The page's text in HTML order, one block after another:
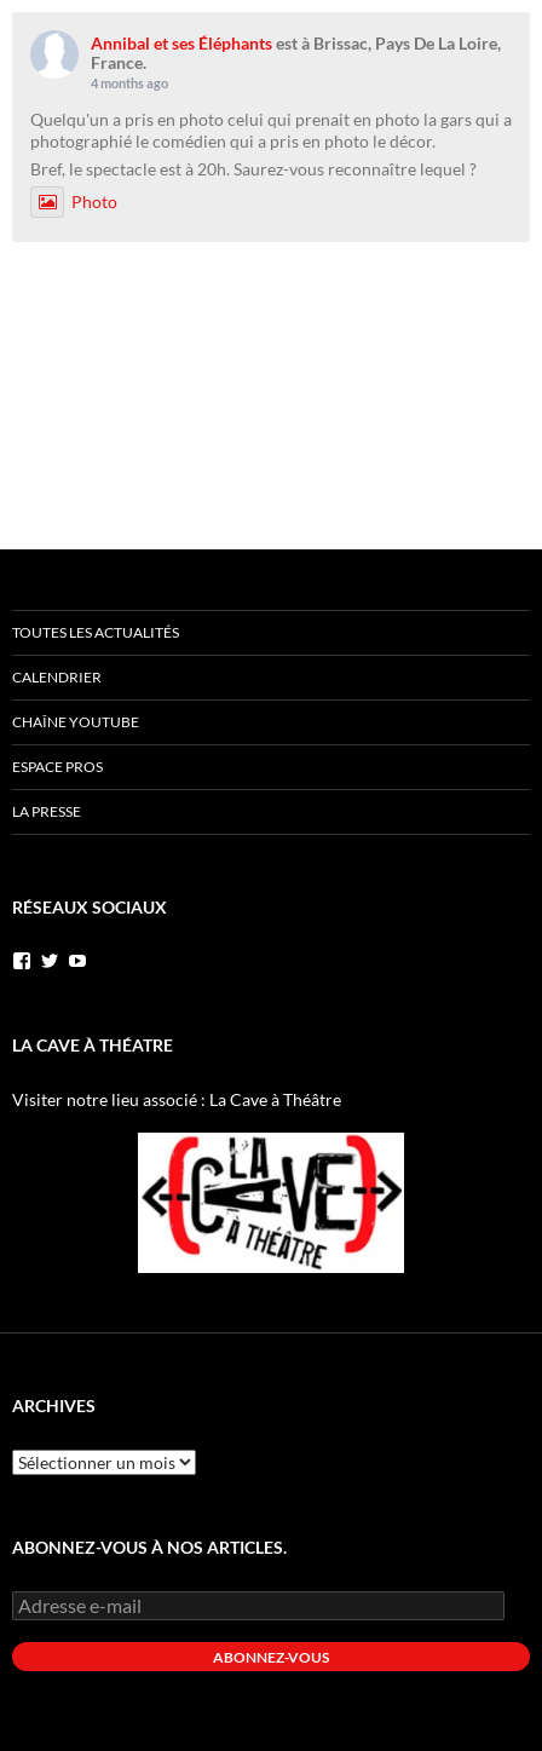
Annibal et ses Éléphantsest à Brissac, Pays De La Loire,
France.
4 months ago
Quelqu'un a pris en photo celui qui prenait en photo la gars qui a
photographié le comédien qui a pris en photo le décor.
Bref, le spectacle est à 20h. Saurez-vous reconnaître lequel ?
Photo
TOUTES LES ACTUALITÉS
CALENDRIER
CHAÎNE YOUTUBE
ESPACE PROS
LA PRESSE
RÉSEAUX SOCIAUX
Voir
AnnibalEtSesElephants
sur
Voir
annibal_lacave
sur
LA CAVE À THÉATRE
Visiter notre lieu associé : La Cave à Théâtre
ARCHIVES
Archives
ABONNEZ-VOUS À NOS ARTICLES.
Adresse
e-
mail
ABONNEZ-VOUS